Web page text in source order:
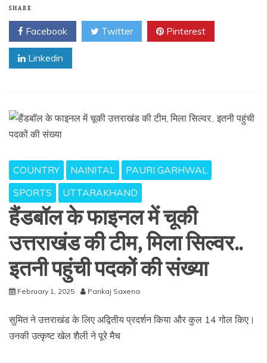
SHARE
Facebook Twitter Pinterest
Linkedin
COUNTRY NAINITAL
PAURI GARHWAL
SPORTS
UTTARAKHAND
हैंडबॉल के फाइनल में चूकी
उत्तराखंड की टीम, मिला सिल्वर..
इतनी पहुंची पदकों की संख्या
February 1, 2025 Pankaj Saxena
सुमित ने उत्तराखंड के लिए अद्वितीय प्रदर्शन किया और कुल 14 गोल किए।
उनकी उत्कृष्ट खेल शैली ने पूरे मैच